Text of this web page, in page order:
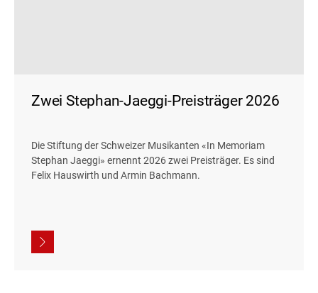
Zwei Stephan-Jaeggi-Preisträger 2026
Die Stiftung der Schweizer Musikanten «In Memoriam
Stephan Jaeggi» ernennt 2026 zwei Preisträger. Es sind
Felix Hauswirth und Armin Bachmann.